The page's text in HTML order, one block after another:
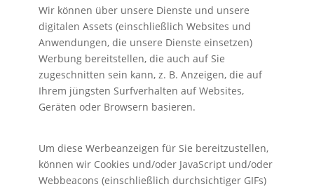
Wir können über unsere Dienste und unsere
digitalen Assets (einschließlich Websites und
Anwendungen, die unsere Dienste einsetzen)
Werbung bereitstellen, die auch auf Sie
zugeschnitten sein kann, z. B. Anzeigen, die auf
Ihrem jüngsten Surfverhalten auf Websites,
Geräten oder Browsern basieren.
Um diese Werbeanzeigen für Sie bereitzustellen,
können wir Cookies und/oder JavaScript und/oder
Webbeacons (einschließlich durchsichtiger GIFs)